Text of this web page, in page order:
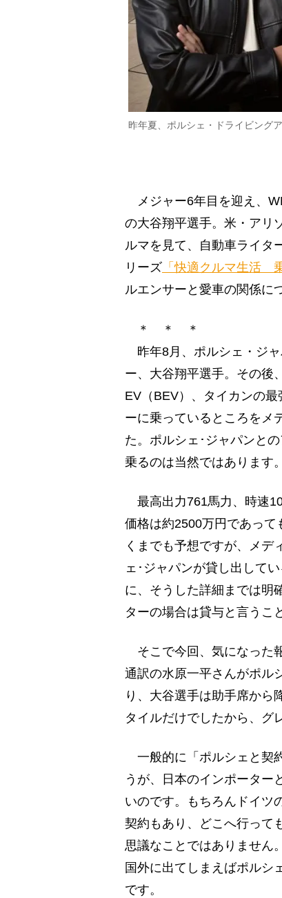
昨年夏、ポルシェ・ドライビング
メジャー6年目を迎え、
の大谷翔平選手。米・アリ
ルマを見て、自動車ライタ
リーズ 「快適クルマ生活
ルエンサーと愛車の関係に
＊ ＊ ＊
昨年8月、ポルシェ・ジ
ー、大谷翔平選手。その後
EV（BEV）、タイカンの
ーに乗っているところをメ
た。ポルシェ･ジャパンと
乗るのは当然ではあります。
最高出力761馬力、時速
価格は約2500万円であっ
くまでも予想ですが、メデ
ェ･ジャパンが貸し出して
に、そうした詳細までは明
ターの場合は貸与と言うこ
そこで今回、気になった
通訳の水原一平さんがポル
り、大谷選手は助手席から
タイルだけでしたから、グ
一般的に「ポルシェと契
うが、日本のインポーター
いのです。もちろんドイツ
契約もあり、どこへ行って
思議なことではありません
国外に出てしまえばポルシ
です。